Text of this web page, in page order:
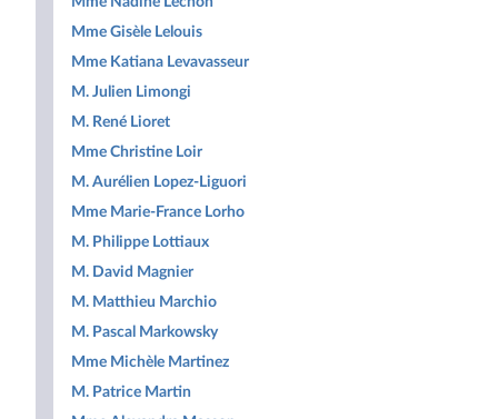
Mme Gisèle Lelouis
Mme Katiana Levavasseur
M. Julien Limongi
M. René Lioret
Mme Christine Loir
M. Aurélien Lopez-Liguori
Mme Marie-France Lorho
M. Philippe Lottiaux
M. David Magnier
M. Matthieu Marchio
M. Pascal Markowsky
Mme Michèle Martinez
M. Patrice Martin